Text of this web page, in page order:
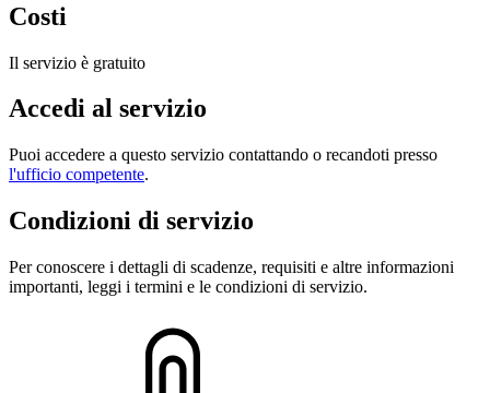
Costi
Il servizio è gratuito
Accedi al servizio
Puoi accedere a questo servizio contattando o recandoti presso
l'ufficio competente.
Condizioni di servizio
Per conoscere i dettagli di scadenze, requisiti e altre informazioni
importanti, leggi i termini e le condizioni di servizio.